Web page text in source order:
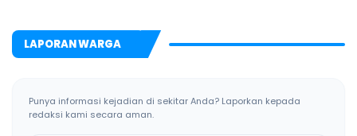
LAPORAN WARGA
Punya informasi kejadian di sekitar Anda? Laporkan kepada
redaksi kami secara aman.